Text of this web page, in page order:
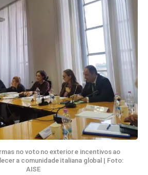
no voto no exterior e incentivos ao
a comunidade italiana global | Foto:
AISE